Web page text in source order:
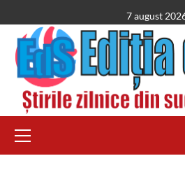
to
content
7 august
Menu